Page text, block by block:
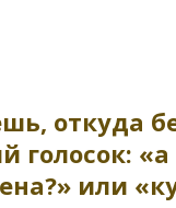
откуда
голосок:
или